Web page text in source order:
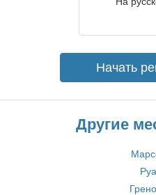
Начать
Другие